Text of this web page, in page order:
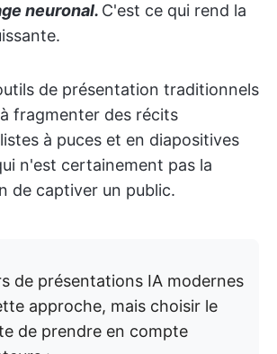
neuronal. C'est ce qui rend la
de présentation traditionnels
fragmenter des récits
à puces et en diapositives
n'est certainement pas la
de captiver un public.
de présentations IA modernes
approche, mais choisir le
de prendre en compte